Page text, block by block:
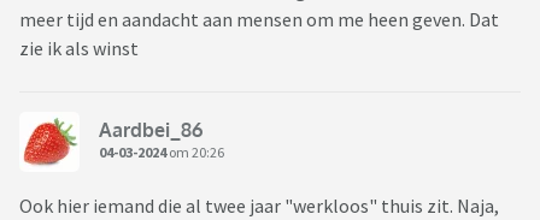
meer tijd en aandacht aan mensen om me heen geven. Dat
zie ik als winst
Aardbei_86
04-03-2024om 20:26
Ook hier iemand die al twee jaar "werkloos" thuis zit. Naja,